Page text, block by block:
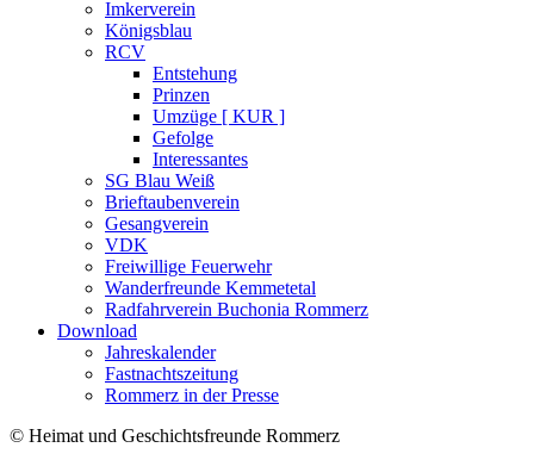
Imkerverein
Königsblau
RCV
Entstehung
Prinzen
Umzüge [ KUR ]
Gefolge
Interessantes
SG Blau Weiß
Brieftaubenverein
Gesangverein
VDK
Freiwillige Feuerwehr
Wanderfreunde Kemmetetal
Radfahrverein Buchonia Rommerz
Download
Jahreskalender
Fastnachtszeitung
Rommerz in der Presse
© Heimat und Geschichtsfreunde Rommerz